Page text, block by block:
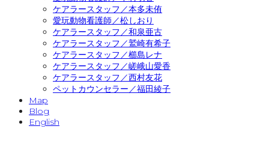
ケアラースタッフ／本多未侑
愛玩動物看護師／松しおり
ケアラースタッフ／和泉亜古
ケアラースタッフ／鷲崎有希子
ケアラースタッフ／櫛島レナ
ケアラースタッフ／嵯峨山愛香
ケアラースタッフ／西村友花
ペットカウンセラー／福田綾子
Map
Blog
English